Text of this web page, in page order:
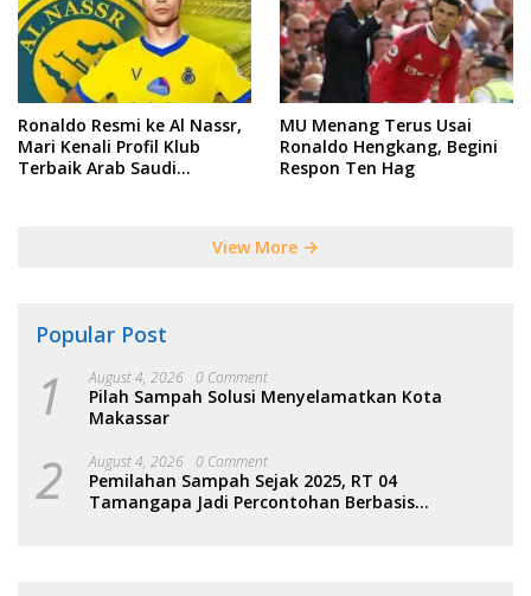
Ronaldo Resmi ke Al Nassr,
Mari Kenali Profil Klub
Terbaik Arab Saudi
MU Menang Terus Usai
Ronaldo Hengkang, Begini
Respon Ten Hag
View More
Popular Post
1 August 4, 2026 0 Comment
Pilah Sampah Solusi Menyelamatkan Kota
Makassar
2 August 4, 2026 0 Comment
Pemilahan Sampah Sejak 2025, RT 04
Tamangapa Jadi Percontohan Berbasis